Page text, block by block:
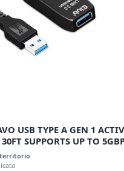
USB TYPE A GEN 1
SUPPORTS UP TO
territorio